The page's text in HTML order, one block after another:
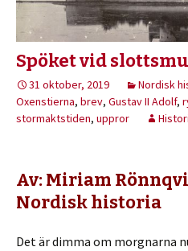
Spöket vid
31 oktober, 2019 Nordisk
Oxenstierna, brev, Gustav II Adolf,
stormaktstiden, uppror
Av: Miriam
Nordisk historia
Det är dimma om morgnarna